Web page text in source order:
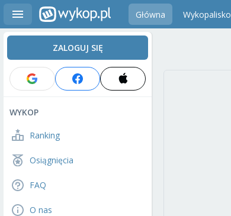
Główna Wykopalisko
ZALOGUJ SIĘ
WYKOP
Ranking
Osiągnięcia
FAQ
O nas